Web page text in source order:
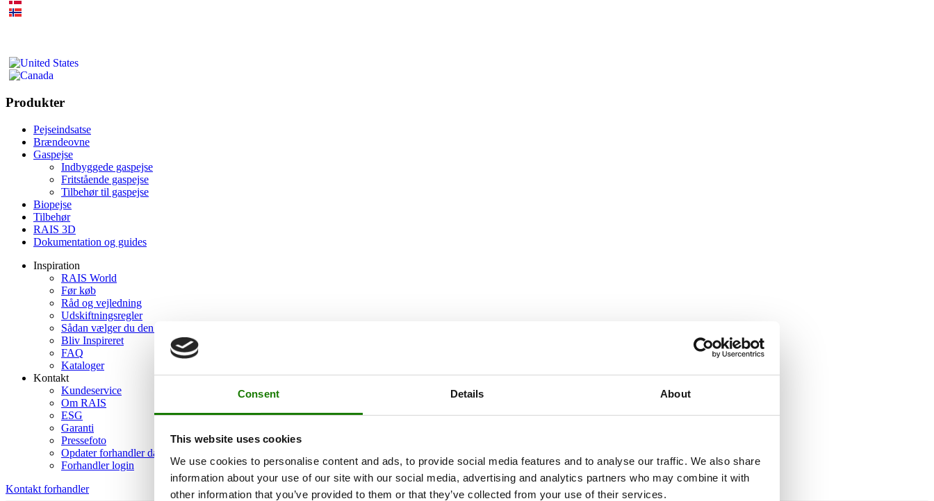
Consent Details About
This website uses cookies
We use cookies to personalise content and ads, to provide social media features and to analyse our traffic. We also share
information about your use of our site with our social media, advertising and analytics partners who may combine it with
other information that you’ve provided to them or that they’ve collected from your use of their services.
Produkter
Pejseindsatse
Brændeovne
Gaspejse
Indbyggede gaspejse
Fritstående gaspejse
Tilbehør til gaspejse
Biopejse
Tilbehør
RAIS 3D
Dokumentation og guides
Inspiration
RAIS World
Før køb
Råd og vejledning
Udskiftningsregler
Sådan vælger du den rigtige brændeovn
Bliv Inspireret
FAQ
Kataloger
Kontakt
Kundeservice
Om RAIS
ESG
Garanti
Pressefoto
Opdater forhandler data
Forhandler login
Kontakt forhandler